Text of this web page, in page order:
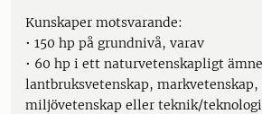
Kunskaper motsvarande:
• 150 hp på grundnivå, varav
• 60 hp i ett naturvetenskapligt
lantbruksvetenskap, markvetenskap,
miljövetenskap eller teknik/